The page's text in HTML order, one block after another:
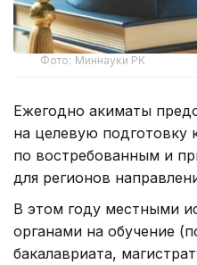
Фото: Миннауки РК
Ежегодно акиматы
на целевую подготовку
по востребованным и
для регионов
В этом году местными
органами на обучение
бакалавриата,